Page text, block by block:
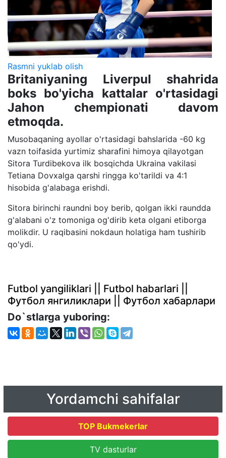
Rasmni yuklab olish
Britaniyaning Liverpul shahrida
boks bo'yicha kattalar o'rtasidagi
Jahon chempionati davom
etmoqda.
Musobaqaning ayollar o'rtasidagi bahslarida -60 kg
vazn toifasida yurtimiz sharafini himoya qilayotgan
Sitora Turdibekova ilk bosqichda Ukraina vakilasi
Tetiana Dovxalga qarshi ringga ko'tarildi va 4:1
hisobida g'alabaga erishdi.
Sitora birinchi raundni boy berib, qolgan ikki raundda
g'alabani o'z tomoniga og'dirib keta olgani etiborga
molikdir. U raqibasini nokdaun holatiga ham tushirib
qo'ydi.
Futbol yangiliklari || Futbol habarlari ||
Футбол янгиликлари || Футбол хабарлари
Do`stlarga yuboring:
Yordamchi sahifalar
TOP Bukmekerlar
TV dasturlar